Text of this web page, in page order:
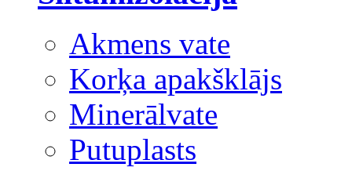
Akmens vate
Korķa apakšklājs
Minerālvate
Putuplasts